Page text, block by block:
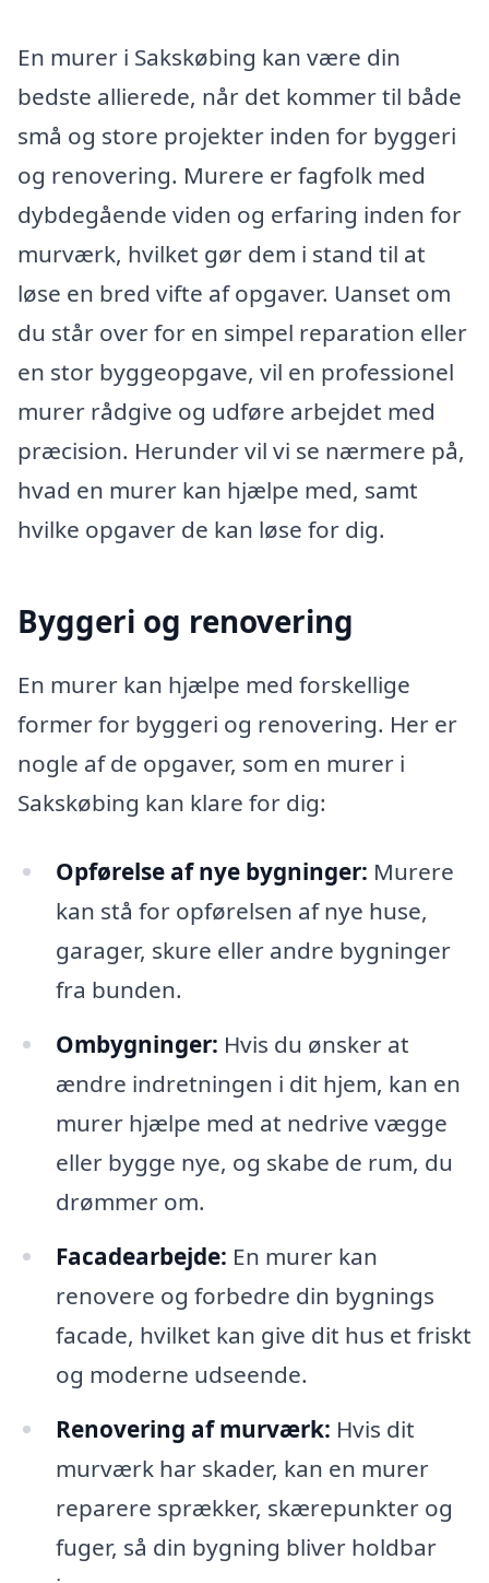
En murer i Sakskøbing kan være din
bedste allierede, når det kommer til både
små og store projekter inden for byggeri
og renovering. Murere er fagfolk med
dybdegående viden og erfaring inden for
murværk, hvilket gør dem i stand til at
løse en bred vifte af opgaver. Uanset om
du står over for en simpel reparation eller
en stor byggeopgave, vil en professionel
murer rådgive og udføre arbejdet med
præcision. Herunder vil vi se nærmere på,
hvad en murer kan hjælpe med, samt
hvilke opgaver de kan løse for dig.
Byggeri og renovering
En murer kan hjælpe med forskellige
former for byggeri og renovering. Her er
nogle af de opgaver, som en murer i
Sakskøbing kan klare for dig:
Opførelse af nye bygninger: Murere
kan stå for opførelsen af nye huse,
garager, skure eller andre bygninger
fra bunden.
Ombygninger: Hvis du ønsker at
ændre indretningen i dit hjem, kan en
murer hjælpe med at nedrive vægge
eller bygge nye, og skabe de rum, du
drømmer om.
Facadearbejde: En murer kan
renovere og forbedre din bygnings
facade, hvilket kan give dit hus et friskt
og moderne udseende.
Renovering af murværk: Hvis dit
murværk har skader, kan en murer
reparere sprækker, skærepunkter og
fuger, så din bygning bliver holdbar